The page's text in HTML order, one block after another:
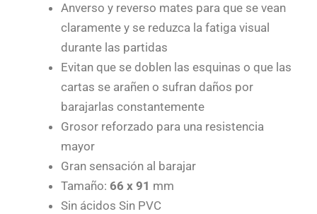
Anverso y reverso mates para que se vean
claramente y se reduzca la fatiga visual
durante las partidas
Evitan que se doblen las esquinas o que las
cartas se arañen o sufran daños por
barajarlas constantemente
Grosor reforzado para una resistencia
mayor
Gran sensación al barajar
Tamaño: 66 x 91 mm
Sin ácidos Sin PVC